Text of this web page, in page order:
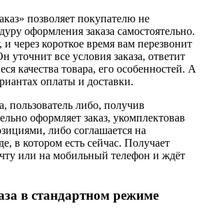
позволяет покупателю не
оформления заказа самостоятельно.
через короткое время вам перезвонит
уточнит все условия заказа, ответит
качества товара, его особенностей. А
оплаты и доставки.
пользователь либо, получив
оформляет заказ, укомплектовав
либо соглашается на
в котором есть сейчас. Получает
или на мобильный телефон и ждёт
в стандартном режиме